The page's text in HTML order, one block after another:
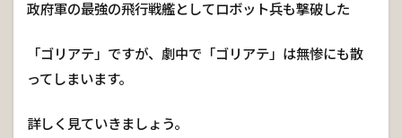
政府軍の最強の飛行戦艦としてロボット兵も撃破した
「ゴリアテ」ですが、劇中で「ゴリアテ」は無惨にも散
ってしまいます。
詳しく見ていきましょう。